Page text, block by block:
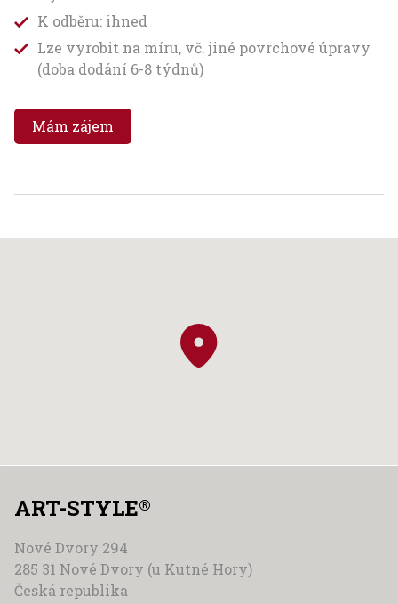
K odběru: ihned
Lze vyrobit na míru, vč. jiné povrchové úpravy
(doba dodání 6-8 týdnů)
Mám zájem
ART-STYLE®
Nové Dvory 294
285 31 Nové Dvory (u Kutné Hory)
Česká republika